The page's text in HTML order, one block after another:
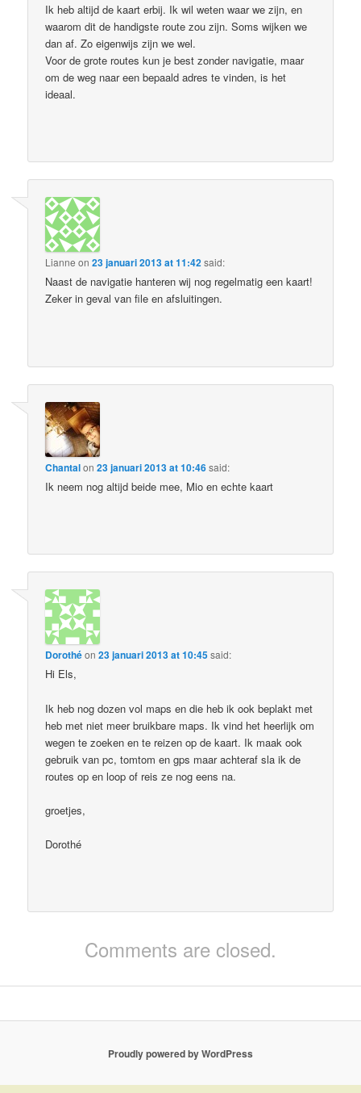
Ik heb altijd de kaart erbij. Ik wil weten waar we zijn, en
waarom dit de handigste route zou zijn. Soms wijken we
dan af. Zo eigenwijs zijn we wel.
Voor de grote routes kun je best zonder navigatie, maar
om de weg naar een bepaald adres te vinden, is het
ideaal.
Lianne on23 januari 2013 at 11:42said:
Naast de navigatie hanteren wij nog regelmatig een kaart!
Zeker in geval van file en afsluitingen.
Chantalon23 januari 2013 at 10:46said:
Ik neem nog altijd beide mee, Mio en echte kaart
Dorothéon23 januari 2013 at 10:45said:
Hi Els,
Ik heb nog dozen vol maps en die heb ik ook beplakt met
heb met niet meer bruikbare maps. Ik vind het heerlijk om
wegen te zoeken en te reizen op de kaart. Ik maak ook
gebruik van pc, tomtom en gps maar achteraf sla ik de
routes op en loop of reis ze nog eens na.
groetjes,
Dorothé
Comments are closed.
Proudly powered by WordPress